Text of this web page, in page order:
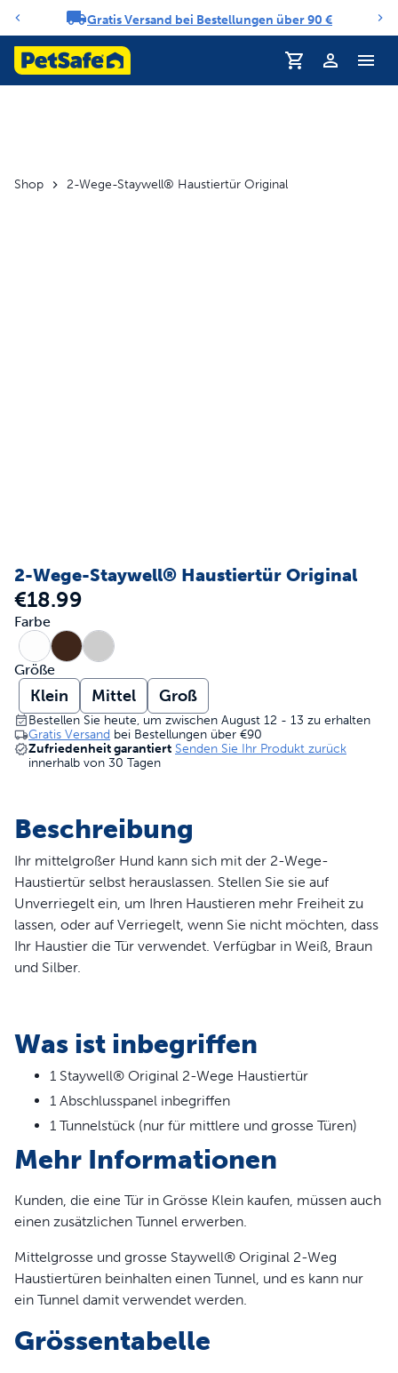
Benachrichtigungs-Karussell
Gratis Versand bei Bestellungen über 90 €
Profil
Shop 2-Wege-Staywell® Haustiertür Original
2-Wege-Staywell® Haustiertür Original
€18.99
Farbe
Größe
Klein Mittel Groß
Bestellen Sie heute, um zwischen August 12 - 13 zu erhalten
Gratis Versand bei Bestellungen über €90
Zufriedenheit garantiert Senden Sie Ihr Produkt zurück
innerhalb von 30 Tagen
Beschreibung
Ihr mittelgroßer Hund kann sich mit der 2-Wege-
Haustiertür selbst herauslassen. Stellen Sie sie auf
Unverriegelt ein, um Ihren Haustieren mehr Freiheit zu
lassen, oder auf Verriegelt, wenn Sie nicht möchten, dass
Ihr Haustier die Tür verwendet. Verfügbar in Weiß, Braun
und Silber.
Kleine Kinder können durch die Tür auf die andere Seite
gelangen.Vollständige Erklärung lesen.
Produktinformation
2 Verschlussoptionen nur nach innen offen, nur nach
außen offen, offen und geschlossen
Starre, transparente Plastikklappe
Langlebiger Plastikrahmen
Passend für Holztüren, PVC, uPVC oder Metalltüren
Funktioniert mit Staywell® 700er Serie
Tunnelverlängerung
Was ist inbegriffen
1 Staywell® Original 2-Wege Haustiertür
1 Abschlusspanel inbegriffen
1 Tunnelstück (nur für mittlere und grosse Türen)
Mehr Informationen
Kunden, die eine Tür in Grösse Klein kaufen, müssen auch
einen zusätzlichen Tunnel erwerben.
Mittelgrosse und grosse Staywell® Original 2-Weg
Haustiertüren beinhalten einen Tunnel, und es kann nur
ein Tunnel damit verwendet werden.
Grössentabelle